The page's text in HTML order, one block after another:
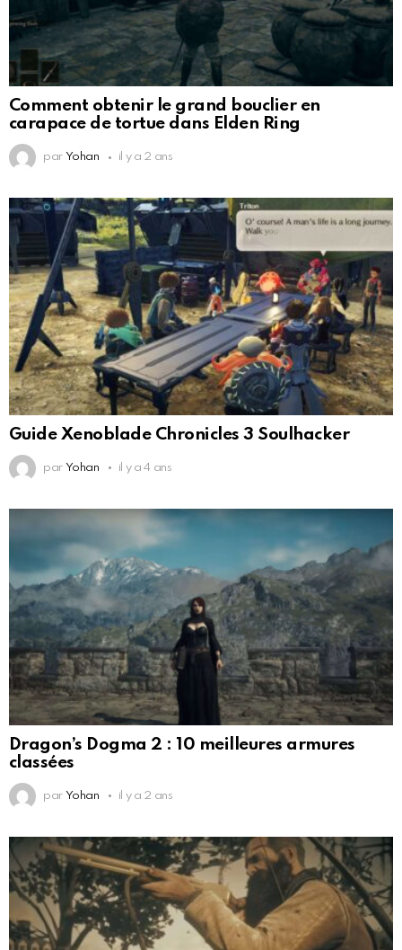
Comment obtenir le grand bouclier en
carapace de tortue dans Elden Ring
par Yohan il y a 2 ans
Guide Xenoblade Chronicles 3 Soulhacker
par Yohan il y a 4 ans
Dragon’s Dogma 2 : 10 meilleures armures
classées
par Yohan il y a 2 ans